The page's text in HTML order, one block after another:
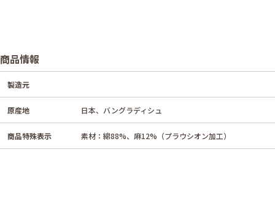
商品情報
製造元
原産地 日本、バングラディシュ
商品特殊表示 素材：綿88%、麻12%（プラウシオン加工）